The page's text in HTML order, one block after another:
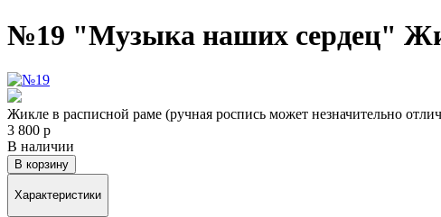
№19 "Музыка наших сердец"
Жикле в расписной раме (ручная роспись может незначительно
3 800 р
В наличии
В корзину
Характеристики